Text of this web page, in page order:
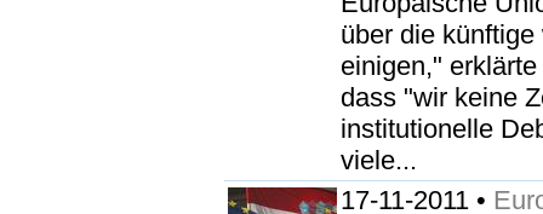
über die
einigen,"
dass "wir keine
institutionelle
viele...
17-11-2011 •